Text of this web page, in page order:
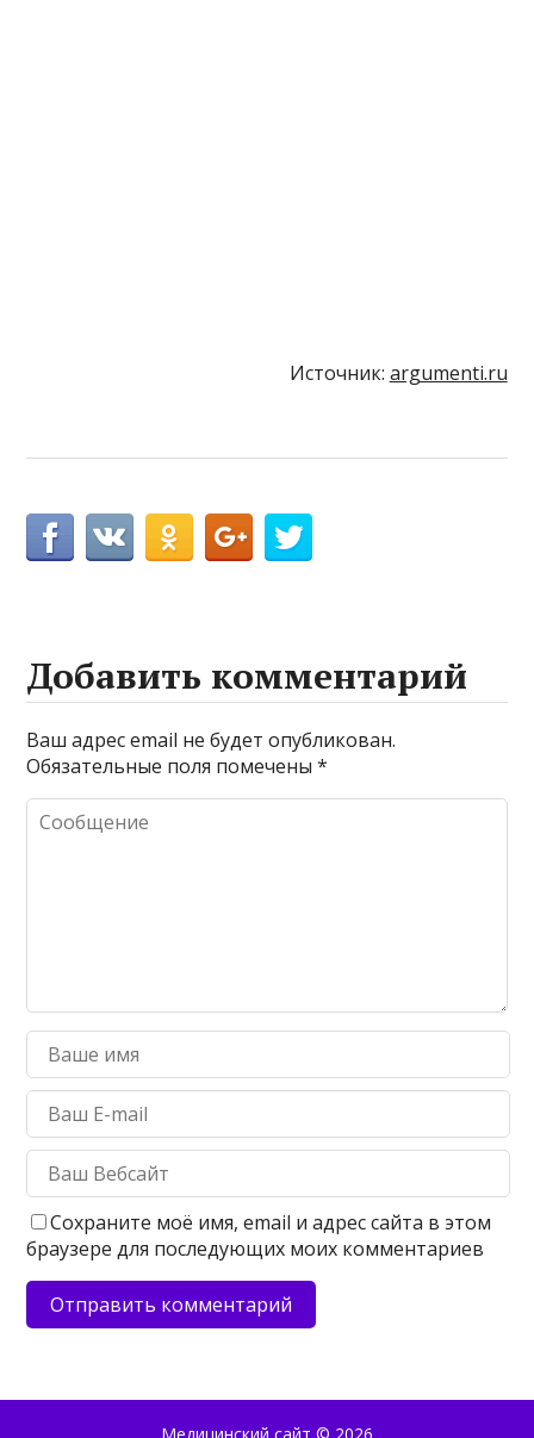
Источник: argumenti.ru
Добавить комментарий
Ваш адрес email не будет опубликован.
Обязательные поля помечены*
Сохраните моё имя, email и адрес сайта в этом
браузере для последующих моих комментариев